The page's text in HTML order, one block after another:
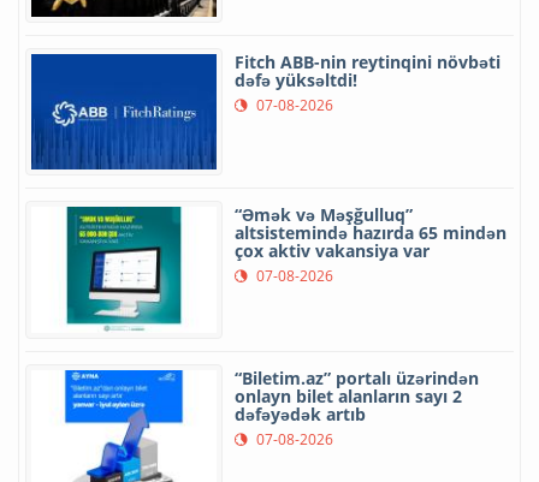
Fitch ABB-nin reytinqini növbəti
dəfə yüksəltdi!
07-08-2026
“Əmək və Məşğulluq”
altsistemində hazırda 65 mindən
çox aktiv vakansiya var
07-08-2026
“Biletim.az” portalı üzərindən
onlayn bilet alanların sayı 2
dəfəyədək artıb
07-08-2026